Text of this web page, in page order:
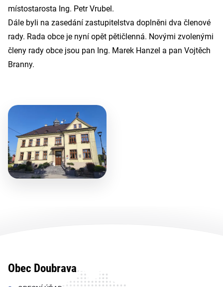
místostarosta Ing. Petr Vrubel.
Dále byli na zasedání zastupitelstva doplněni dva členové
rady. Rada obce je nyní opět pětičlenná. Novými zvolenými
členy rady obce jsou pan Ing. Marek Hanzel a pan Vojtěch
Branny.
Obec Doubrava